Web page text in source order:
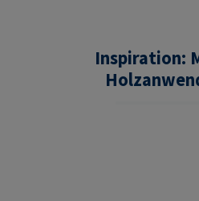
Inspiration: